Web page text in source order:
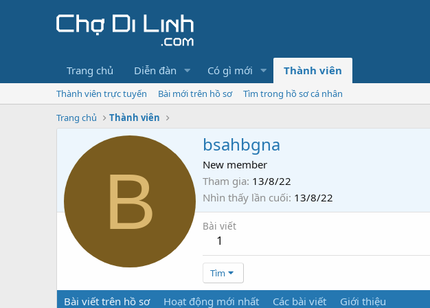
Trang chủ Diễn đàn Có gì mới Thành viên
Thành viên trực tuyến Bài mới trên hồ sơ
Tìm trong hồ sơ cá nhân
Trang chủ
Thành viên
B
bsahbgna
New member
Tham gia 13/8/22
Nhìn thấy lần cuối 13/8/22
Bài viết
1
Tìm
Bài viết trên hồ sơ Hoạt động mới nhất Các bài viết Giới thiệu